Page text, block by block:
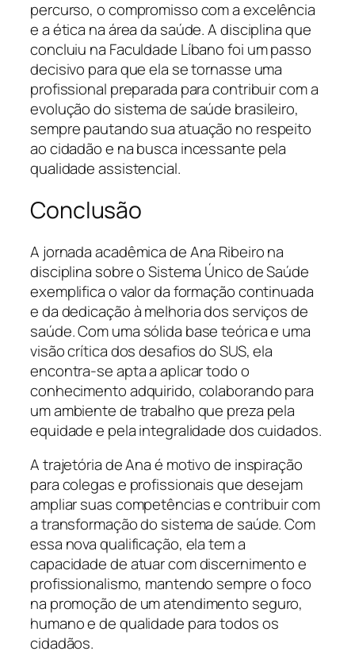
percurso, o compromisso com a excelência
e a ética na área da saúde. A disciplina que
concluiu na Faculdade Líbano foi um passo
decisivo para que ela se tornasse uma
profissional preparada para contribuir com a
evolução do sistema de saúde brasileiro,
sempre pautando sua atuação no respeito
ao cidadão e na busca incessante pela
qualidade assistencial.
Conclusão
A jornada acadêmica de Ana Ribeiro na
disciplina sobre o Sistema Único de Saúde
exemplifica o valor da formação continuada
e da dedicação à melhoria dos serviços de
saúde. Com uma sólida base teórica e uma
visão crítica dos desafios do SUS, ela
encontra-se apta a aplicar todo o
conhecimento adquirido, colaborando para
um ambiente de trabalho que preza pela
equidade e pela integralidade dos cuidados.
A trajetória de Ana é motivo de inspiração
para colegas e profissionais que desejam
ampliar suas competências e contribuir com
a transformação do sistema de saúde. Com
essa nova qualificação, ela tem a
capacidade de atuar com discernimento e
profissionalismo, mantendo sempre o foco
na promoção de um atendimento seguro,
humano e de qualidade para todos os
cidadãos.